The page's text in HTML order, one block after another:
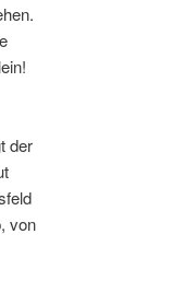
der
von